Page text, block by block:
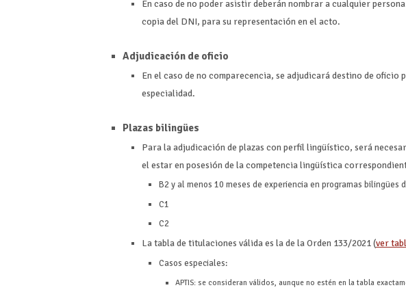
En caso de no poder asistir deberán nombrar a cualquier
copia del DNI, para su representación en el acto.
Adjudicación de oficio
En el caso de no comparecencia, se adjudicará destino de
especialidad.
Plazas bilingües
Para la adjudicación de plazas con perfil lingüístico, será
el estar en posesión de la competencia lingüística
B2 y al menos 10 meses de experiencia en programas
C1
C2
La tabla de titulaciones válida es la de la Orden 133/2021 (ver
Casos especiales:
APTIS: se consideran válidos, aunque no estén en la tabla